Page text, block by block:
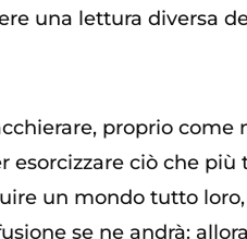
una lettura diversa
proprio come
ciò che
un mondo tutto
se ne andrà: